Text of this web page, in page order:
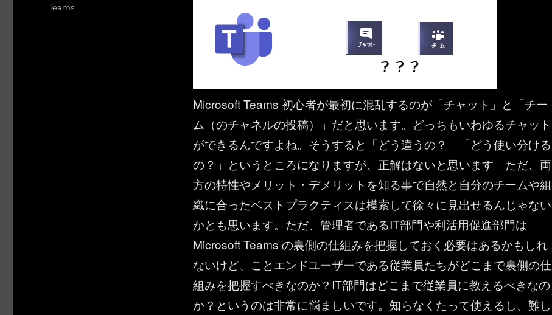
Microsoft Teams 初心者が最初に混乱するのが「チャット」と「チー
ム（のチャネルの投稿）」だと思います。どっちもいわゆるチャット
ができるんですよね。そうすると「どう違うの？」「どう使い分ける
の？」というところになりますが、正解はないと思います。ただ、両
方の特性やメリット・デメリットを知る事で自然と自分のチームや組
織に合ったベストプラクティスは模索して徐々に見出せるんじゃない
かとも思います。ただ、管理者であるIT部門や利活用促進部門は
Microsoft Teams の裏側の仕組みを把握しておく必要はあるかもしれ
ないけど、ことエンドユーザーである従業員たちがどこまで裏側の仕
組みを把握すべきなのか？IT部門はどこまで従業員に教えるべきなの
か？というのは非常に悩ましいです。知らなくたって使えるし、難し
Teams